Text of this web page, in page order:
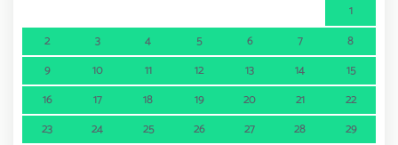
1
2
3 4 5 6 7
8
9
10 11 12 13 14
15
16
17 18 19 20 21
22
23
24 25 26 27 28
29